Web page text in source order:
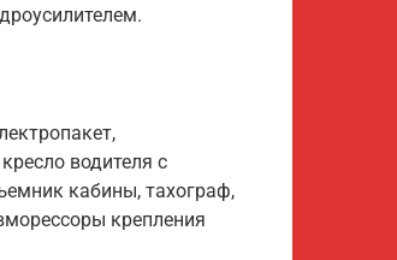
водителя с
кабины, тахограф,
крепления